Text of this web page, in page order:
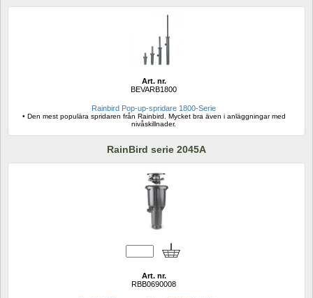
Art. nr.
BEVARB1800
Rainbird Pop-up-spridare 1800-Serie
• Den mest populära spridaren från Rainbird. Mycket bra även i anläggningar med
nivåskillnader.
RainBird serie 2045A
Art. nr.
RBB0690008